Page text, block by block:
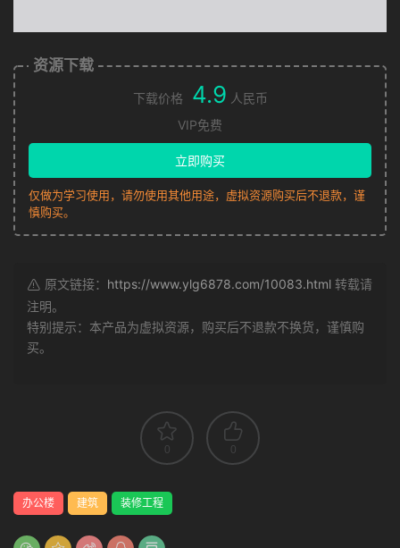
资源下载
下载价格 4.9 人民币
VIP免费
立即购买
仅做为学习使用，请勿使用其他用途，虚拟资源购买后不退款，谨
慎购买。
原文链接： https://www.ylg6878.com/10083.html 转载请
注明。
特别提示：本产品为虚拟资源，购买后不退款不换货，谨慎购
买。
0 0
办公楼 建筑 装修工程